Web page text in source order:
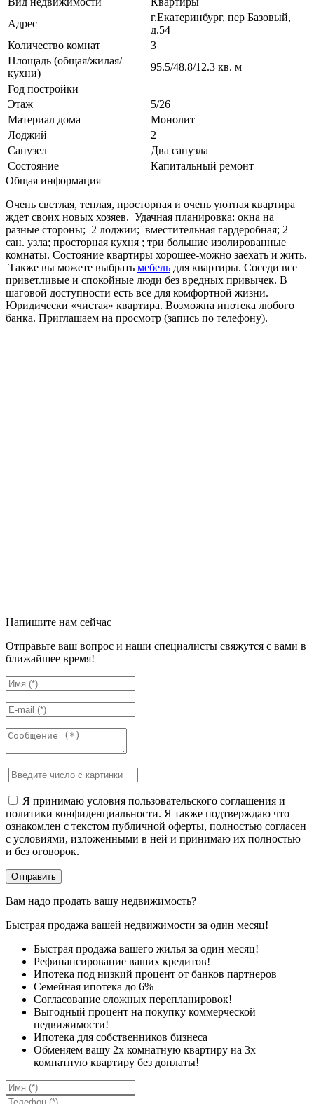
Адрес
г.Екатеринбург, пер Базовый,
д.54
Количество комнат
3
Площадь (общая/жилая/
кухни)
95.5/48.8/12.3 кв. м
Год постройки
Этаж
5/26
Материал дома
Монолит
Лоджий
2
Санузел
Два санузла
Состояние
Капитальный ремонт
Общая информация
Очень светлая, теплая, просторная и очень уютная квартира
ждет своих новых хозяев. Удачная планировка: окна на
разные стороны; 2 лоджии; вместительная гардеробная; 2
сан. узла; просторная кухня ; три большие изолированные
комнаты. Состояние квартиры хорошее-можно заехать и жить.
Также вы можете выбрать мебель для квартиры. Соседи все
приветливые и спокойные люди без вредных привычек. В
шаговой доступности есть все для комфортной жизни.
Юридически «чистая» квартира. Возможна ипотека любого
банка. Приглашаем на просмотр (запись по телефону).
Напишите нам сейчас
Отправьте ваш вопрос и наши специалисты свяжутся с вами в
ближайшее время!
Я принимаю условия пользовательского соглашения и
политики конфиденциальности. Я также подтверждаю что
ознакомлен с текстом публичной оферты, полностью согласен
с условиями, изложенными в ней и принимаю их полностью
и без оговорок.
Вам надо продать вашу недвижимость?
Быстрая продажа вашей недвижимости за один месяц!
Быстрая продажа вашего жилья за один месяц!
Рефинансирование ваших кредитов!
Ипотека под низкий процент от банков партнеров
Семейная ипотека до 6%
Согласование сложных перепланировок!
Выгодный процент на покупку коммерческой
недвижимости!
Ипотека для собственников бизнеса
Обменяем вашу 2х комнатную квартиру на 3х
комнатную квартиру без доплаты!